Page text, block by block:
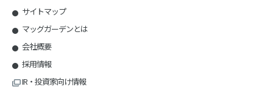
サイトマップ
マッグガーデンとは
会社概要
採用情報
IR・投資家向け情報